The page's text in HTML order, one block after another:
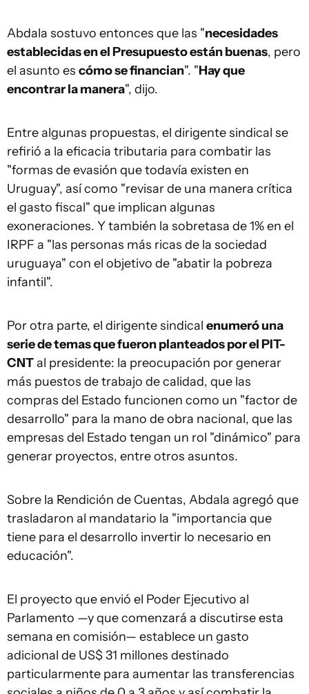
Abdala sostuvo entonces que las "necesidades
establecidas en el Presupuesto están buenas, pero
el asunto es cómo se financian". "Hay que
encontrar la manera", dijo.
Entre algunas propuestas, el dirigente sindical se
refirió a la eficacia tributaria para combatir las
"formas de evasión que todavía existen en
Uruguay", así como "revisar de una manera crítica
el gasto fiscal" que implican algunas
exoneraciones. Y también la sobretasa de 1% en el
IRPF a "las personas más ricas de la sociedad
uruguaya" con el objetivo de "abatir la pobreza
infantil".
Por otra parte, el dirigente sindical enumeró una
serie de temas que fueron planteados por el PIT-
CNTal presidente: la preocupación por generar
más puestos de trabajo de calidad, que las
compras del Estado funcionen como un "factor de
desarrollo" para la mano de obra nacional, que las
empresas del Estado tengan un rol "dinámico" para
generar proyectos, entre otros asuntos.
Sobre la Rendición de Cuentas, Abdala agregó que
trasladaron al mandatario la "importancia que
tiene para el desarrollo invertir lo necesario en
educación".
El proyecto que envió el Poder Ejecutivo al
Parlamento —y que comenzará a discutirse esta
semana en comisión— establece un gasto
adicional de US$ 31 millones destinado
particularmente para aumentar las transferencias